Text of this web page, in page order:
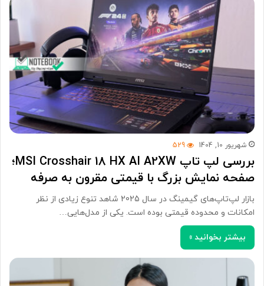
شهریور 10, 1404 529
بررسی لپ تاپ MSI Crosshair 18 HX AI A2XW؛
صفحه نمایش بزرگ با قیمتی مقرون به صرفه
بازار لپ‌تاپ‌های گیمینگ در سال 2025 شاهد تنوع زیادی از نظر
امکانات و محدوده قیمتی بوده است. یکی از مدل‌هایی…
بیشتر بخوانید »